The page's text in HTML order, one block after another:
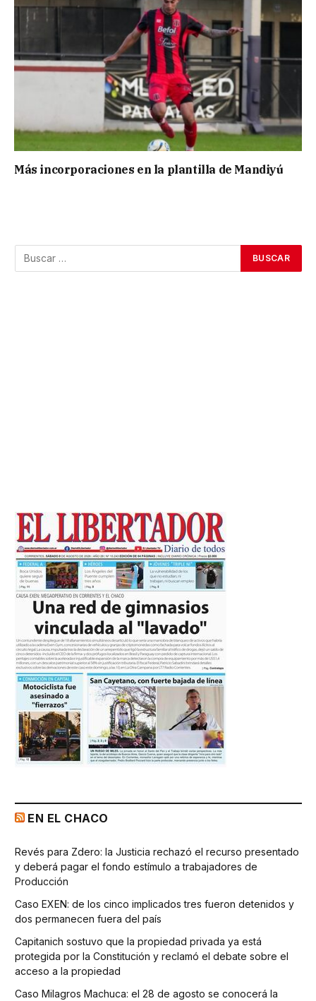
Más incorporaciones en la plantilla de Mandiyú
EN EL CHACO
Revés para Zdero: la Justicia rechazó el recurso presentado
y deberá pagar el fondo estímulo a trabajadores de
Producción
Caso EXEN: de los cinco implicados tres fueron detenidos y
dos permanecen fuera del país
Capitanich sostuvo que la propiedad privada ya está
protegida por la Constitución y reclamó el debate sobre el
acceso a la propiedad
Caso Milagros Machuca: el 28 de agosto se conocerá la